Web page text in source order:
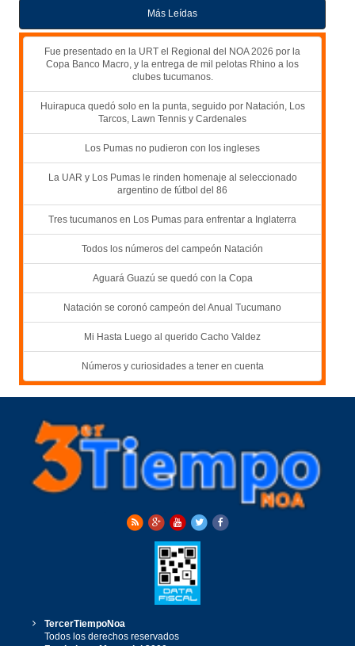
Más Leídas
Fue presentado en la URT el Regional del NOA 2026 por la
Copa Banco Macro, y la entrega de mil pelotas Rhino a los
clubes tucumanos.
Huirapuca quedó solo en la punta, seguido por Natación, Los
Tarcos, Lawn Tennis y Cardenales
Los Pumas no pudieron con los ingleses
La UAR y Los Pumas le rinden homenaje al seleccionado
argentino de fútbol del 86
Tres tucumanos en Los Pumas para enfrentar a Inglaterra
Todos los números del campeón Natación
Aguará Guazú se quedó con la Copa
Natación se coronó campeón del Anual Tucumano
Mi Hasta Luego al querido Cacho Valdez
Números y curiosidades a tener en cuenta
TercerTiempoNoa
Todos los derechos reservados